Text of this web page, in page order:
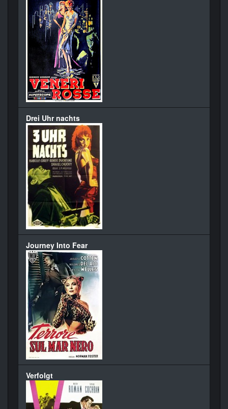
Drei Uhr nachts
Journey Into Fear
Verfolgt